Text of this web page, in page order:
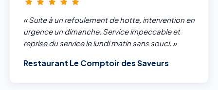
« Suite à un refoulement de hotte, intervention en
urgence un dimanche. Service impeccable et
reprise du service le lundi matin sans souci. »
Restaurant Le Comptoir des Saveurs